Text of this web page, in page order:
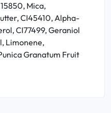
Mica,
CI45410, Alpha-
CI77499, Geraniol
Limonene,
Granatum Fruit